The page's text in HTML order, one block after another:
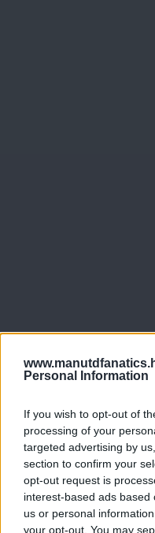
Personal Information
If you wish to opt-out of
processing of your
targeted advertising by
section to confirm your
opt-out request is
interest-based ads
us or personal
your opt-out. You may